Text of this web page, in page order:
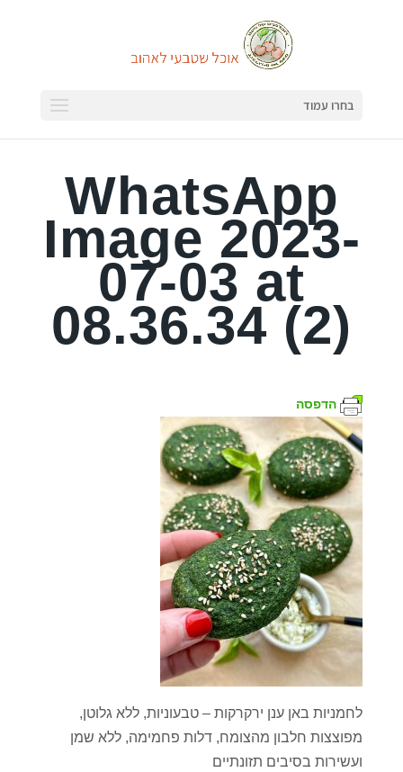
בחרו עמוד
WhatsApp
Image 2023-
07-03 at
08.36.34 (2)
הדפסה
לחמניות באן ענן ירקרקות – טבעוניות, ללא גלוטן,
מפוצצות חלבון מהצומח, דלות פחמימה, ללא שמן
ועשירות בסיבים תזונתיים